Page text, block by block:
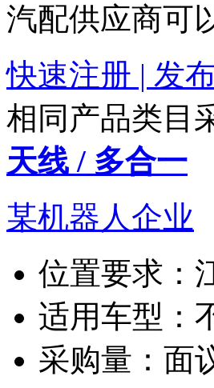
汽配供应商可
快速注册 | 发
相同产品类目
天线 / 多合一
某机器人企业
位置要求：
适用车型：
采购量： 面